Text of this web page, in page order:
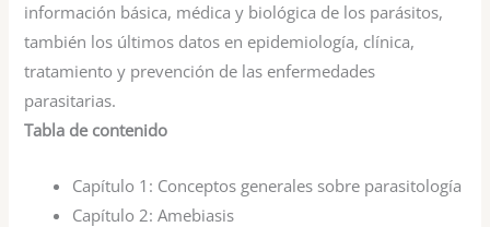
información básica, médica y biológica de los parásitos,
también los últimos datos en epidemiología, clínica,
tratamiento y prevención de las enfermedades
parasitarias.
Tabla de contenido
Capítulo 1: Conceptos generales sobre parasitología
Capítulo 2:Amebiasis